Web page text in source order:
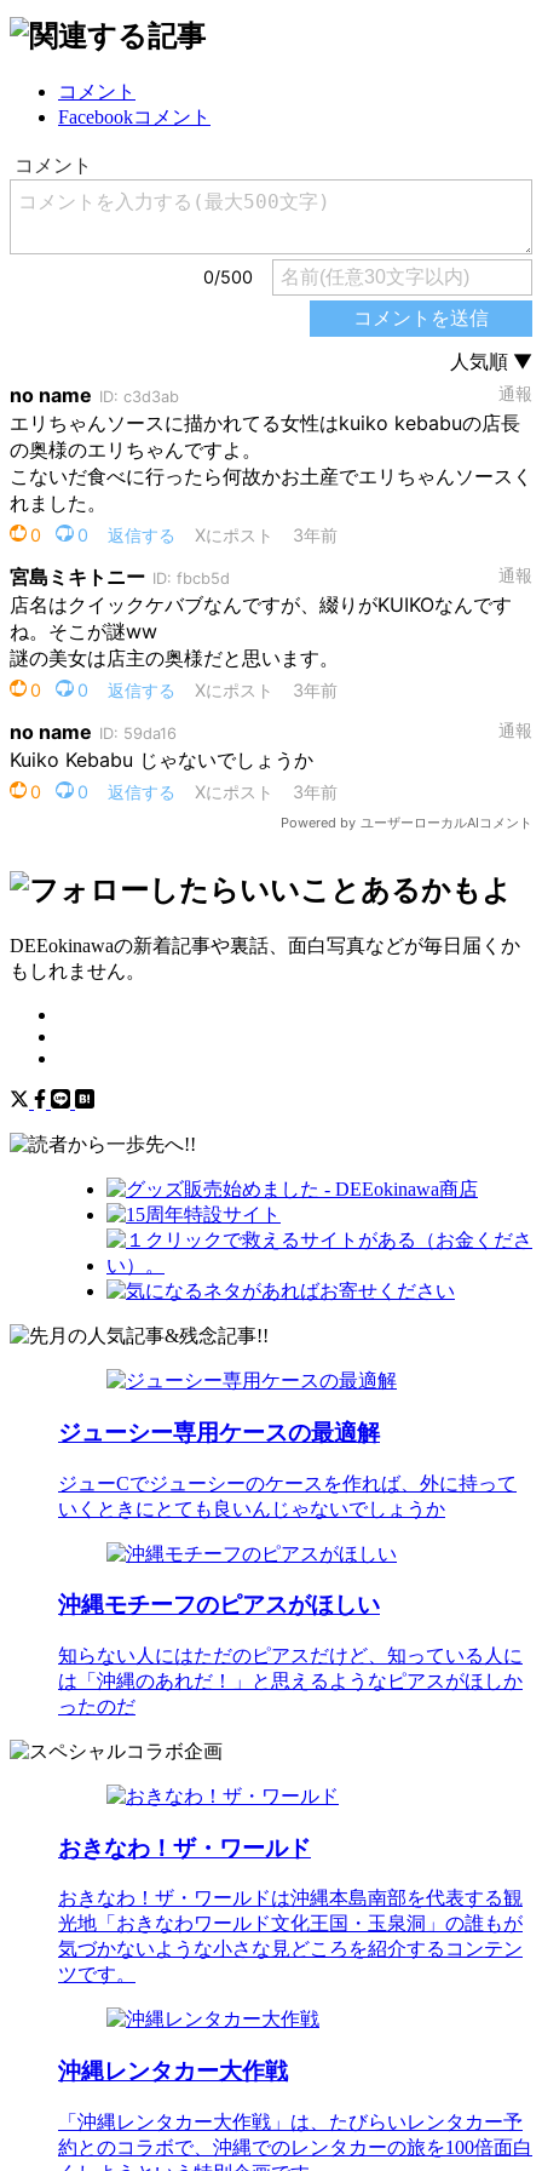
コメント
Facebookコメント
DEEokinawaの新着記事や裏話、面白写真などが毎日届くか
もしれません。
ジューシー専用ケースの最適解
ジューCでジューシーのケースを作れば、外に持って
いくときにとても良いんじゃないでしょうか
沖縄モチーフのピアスがほしい
知らない人にはただのピアスだけど、知っている人に
は「沖縄のあれだ！」と思えるようなピアスがほしか
ったのだ
おきなわ！ザ・ワールド
おきなわ！ザ・ワールドは沖縄本島南部を代表する観
光地「おきなわワールド文化王国・玉泉洞」の誰もが
気づかないような小さな見どころを紹介するコンテン
ツです。
沖縄レンタカー大作戦
「沖縄レンタカー大作戦」は、たびらいレンタカー予
約とのコラボで、沖縄でのレンタカーの旅を100倍面白